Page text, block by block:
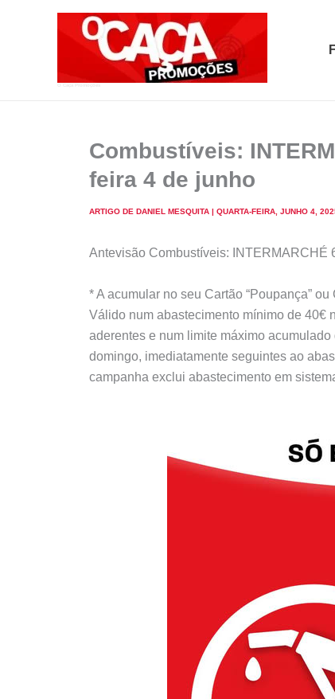
Combustíveis:
feira 4 de junho
ARTIGO DE DANIEL MESQUITA | QUARTA-FEIRA, JUNHO 4,
Antevisão Combustíveis: INTERMARCHÉ
* A acumular no seu Cartão “Poupança”
Válido num abastecimento mínimo de 40€
aderentes e num limite máximo
domingo, imediatamente seguintes ao
campanha exclui abastecimento em